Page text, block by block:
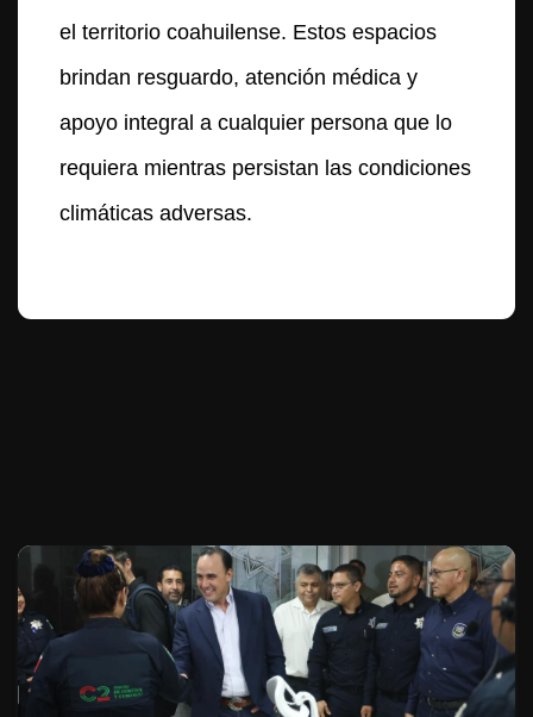
el territorio coahuilense. Estos espacios
brindan resguardo, atención médica y
apoyo integral a cualquier persona que lo
requiera mientras persistan las condiciones
climáticas adversas.